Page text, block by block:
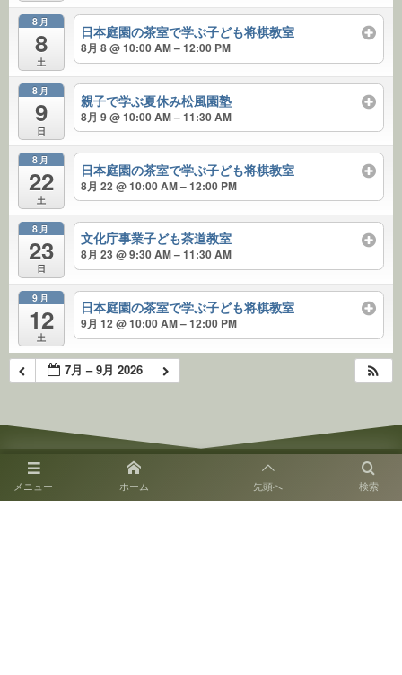
8月
8
土
日本庭園の茶室で学ぶ子ども将棋教室
8月 8 @ 10:00 AM – 12:00 PM
8月
9
日
親子で学ぶ夏休み松風園塾
8月 9 @ 10:00 AM – 11:30 AM
8月
22
土
日本庭園の茶室で学ぶ子ども将棋教室
8月 22 @ 10:00 AM – 12:00 PM
8月
23
日
文化庁事業子ども茶道教室
8月 23 @ 9:30 AM – 11:30 AM
9月
12
土
日本庭園の茶室で学ぶ子ども将棋教室
9月 12 @ 10:00 AM – 12:00 PM
7月 – 9月 2026
メニュー 検索
ホーム 先頭へ